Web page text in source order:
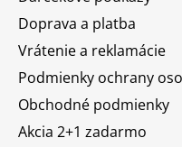
Doprava a platba
Vrátenie a reklamácie
Podmienky ochrany
Obchodné podmienky
Akcia 2+1 zadarmo